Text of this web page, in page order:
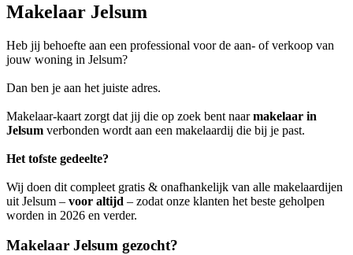
Makelaar Jelsum
Heb jij behoefte aan een professional voor de aan- of verkoop van
jouw woning in Jelsum?
Dan ben je aan het juiste adres.
Makelaar-kaart zorgt dat jij die op zoek bent naarmakelaar in
Jelsum verbonden wordt aan een makelaardij die bij je past.
Het tofste gedeelte?
Wij doen dit compleet gratis & onafhankelijk van alle makelaardijen
uit Jelsum – voor altijd – zodat onze klanten het beste geholpen
worden in 2026 en verder.
Makelaar Jelsum gezocht?